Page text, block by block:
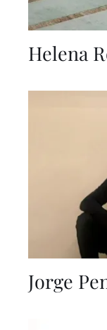
Helena
Jorge